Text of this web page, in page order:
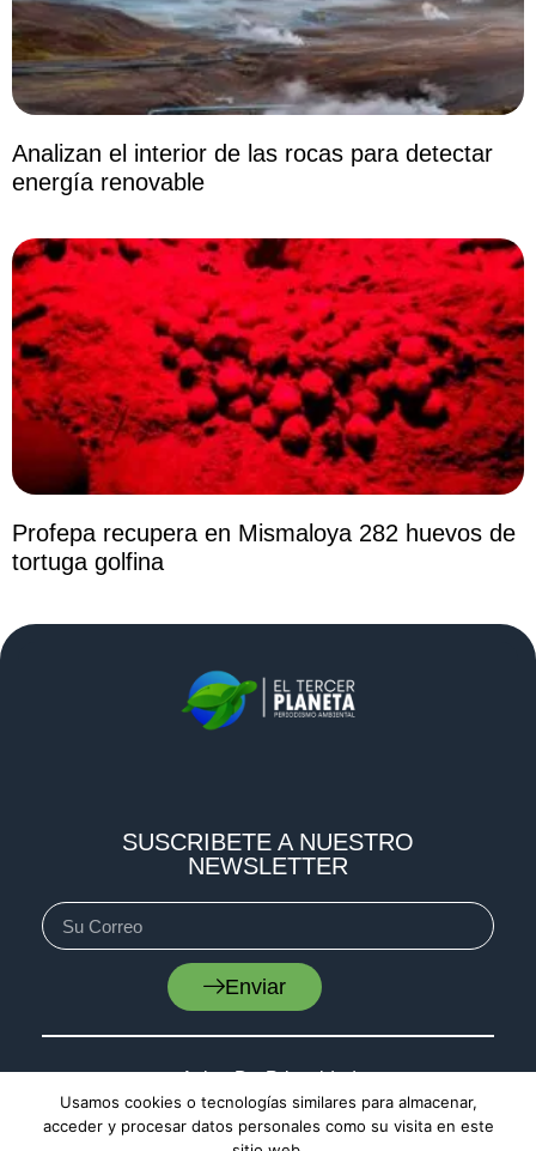
Analizan el interior de las rocas para detectar
energía renovable
Profepa recupera en Mismaloya 282 huevos de
tortuga golfina
SUSCRIBETE A NUESTRO
NEWSLETTER
Enviar
Aviso De Privacidad
Cookies
Usamos cookies o tecnologías similares para almacenar,
acceder y procesar datos personales como su visita en este